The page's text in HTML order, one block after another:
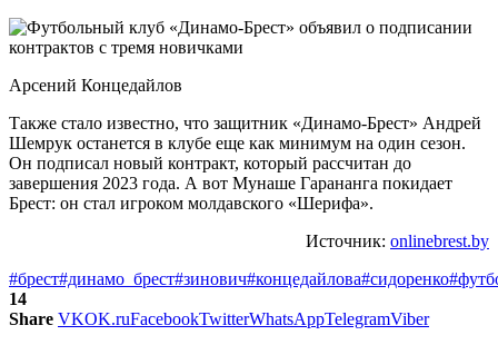
Арсений Концедайлов
Также стало известно, что защитник «Динамо-Брест» Андрей
Шемрук останется в клубе еще как минимум на один сезон.
Он подписал новый контракт, который рассчитан до
завершения 2023 года. А вот Мунаше Гарананга покидает
Брест: он стал игроком молдавского «Шерифа».
Источник: onlinebrest.by
#брест#динамо_брест#зинович#концедайлова#сидоренко
14
Share VKOK.ruFacebookTwitterWhatsAppTelegramViber